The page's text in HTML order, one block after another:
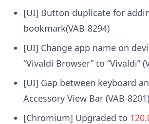
[UI] Button duplicate for
bookmark(VAB-8294)
[UI] Change app name on
“Vivaldi Browser” to “Vivaldi”
[UI] Gap between keyboard
Accessory View Bar (VAB-8201)
[Chromium] Upgraded to